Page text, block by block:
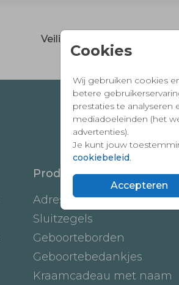
Cookies
Wij gebruiken cookies
betere
prestaties te analyseren
mediadoeleinden (het
advertenties).
Je kunt jouw
cookiebeleid
Accepteren
Veilig en vertrouwd
Producten
Adresstickers
Sluitzegels
Geboorteborden
Geboortebedankjes
Kraamcadeau met naam